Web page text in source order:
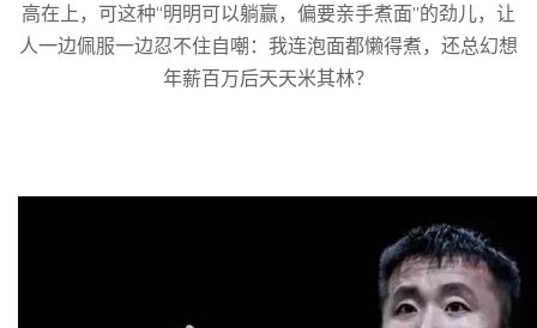
高在上，可这种“明明可以躺赢，偏要亲手煮面”的劲儿，让
人一边佩服一边忍不住自嘲：我连泡面都懒得煮，还总幻想
年薪百万后天天米其林？